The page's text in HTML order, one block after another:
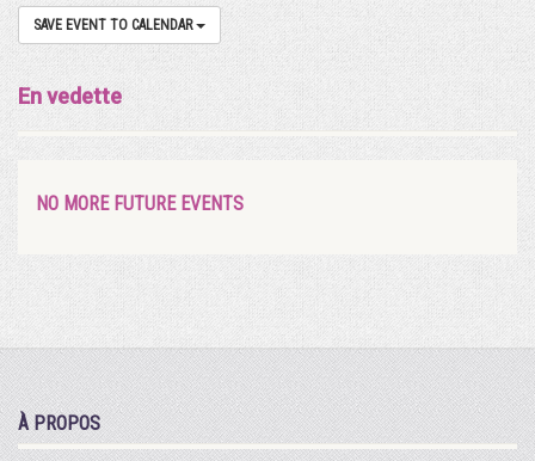
SAVE EVENT TO CALENDAR
En vedette
NO MORE FUTURE EVENTS
À PROPOS